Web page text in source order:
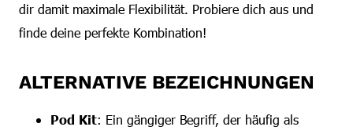
dir damit maximale Flexibilität. Probiere dich aus und
finde deine perfekte Kombination!
ALTERNATIVE BEZEICHNUNGEN
Pod Kit: Ein gängiger Begriff, der häufig als